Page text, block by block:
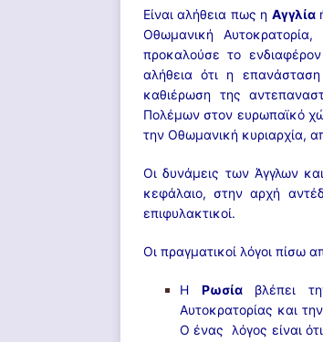
Είναι αλήθεια πως η Αγγλία
Οθωμανική
προκαλούσε το
αλήθεια ότι η
καθιέρωση της
Πολέμων στον ευρωπαϊκό
την Οθωμανική κυριαρχία,
Οι δυνάμεις των Άγγλων
κεφάλαιο, στην αρχή
επιφυλακτικοί.
Οι πραγματικοί λόγοι πίσω
Η Ρωσίαβλέπει
Αυτοκρατορίας και
Ο ένας λόγος είναι